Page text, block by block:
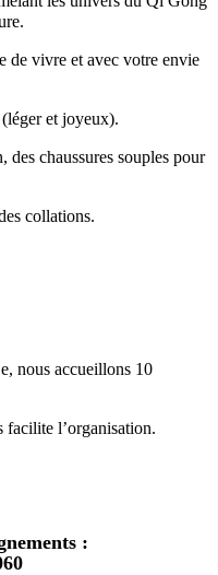
de vivre et avec votre envie
et joyeux).
chaussures souples pour
collations.
nous accueillons 10
facilite l’organisation.
: